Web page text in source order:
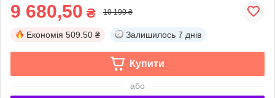
9 680,50 ₴ 10 190 ₴
Економія 509.50 ₴ Залишилось 7 днів
Купити
або